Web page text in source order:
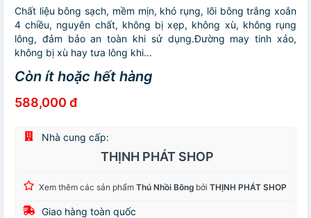
Chất liệu bông sạch, mềm mịn, khó rụng, lõi bông trắng xoắn
4 chiều, nguyên chất, không bị xẹp, không xù, không rụng
lông, đảm bảo an toàn khi sử dụng.Đường may tinh xảo,
không bị xù hay tưa lông khi...
Còn ít hoặc hết hàng
588,000 đ
Nhà cung cấp:
THỊNH PHÁT SHOP
Xem thêm các sản phẩm Thú Nhồi Bông bởi THỊNH PHÁT SHOP
Giao hàng toàn quốc